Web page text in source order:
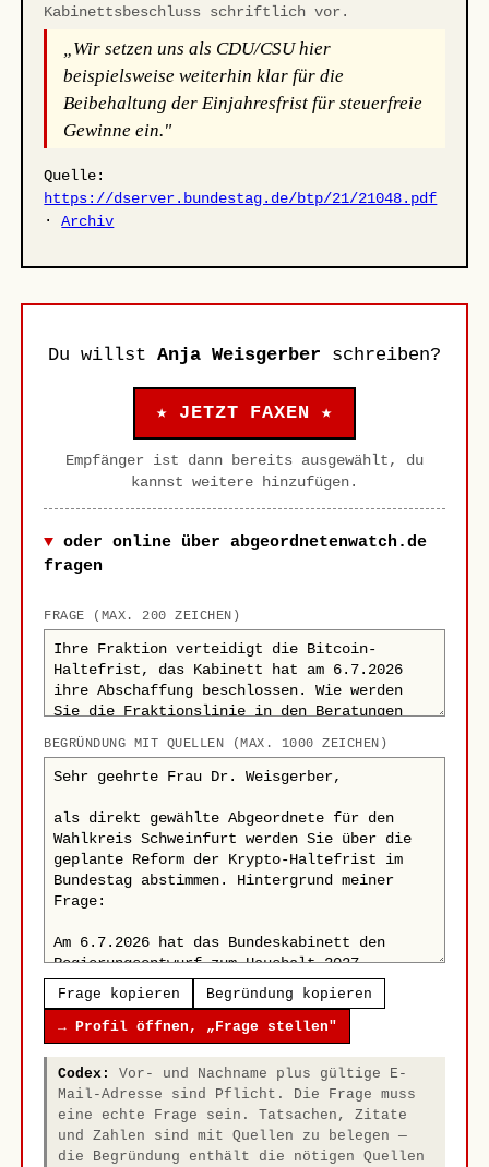
Kabinettsbeschluss schriftlich vor.
„Wir setzen uns als CDU/CSU hier
beispielsweise weiterhin klar für die
Beibehaltung der Einjahresfrist für steuerfreie
Gewinne ein."
Quelle:
https://dserver.bundestag.de/btp/21/21048.pdf
·Archiv
Du willst Anja Weisgerber schreiben?
★ JETZT FAXEN ★
Empfänger ist dann bereits ausgewählt, du
kannst weitere hinzufügen.
oder online über abgeordnetenwatch.de
fragen
FRAGE (MAX. 200 ZEICHEN)
BEGRÜNDUNG MIT QUELLEN (MAX. 1000 ZEICHEN)
Frage kopieren Begründung kopieren
→ Profil öffnen, „Frage stellen"
Codex:
Vor- und Nachname plus gültige E-
Mail-Adresse sind Pflicht. Die Frage muss
eine echte Frage sein. Tatsachen, Zitate
und Zahlen sind mit Quellen zu belegen —
die Begründung enthält die nötigen Quellen